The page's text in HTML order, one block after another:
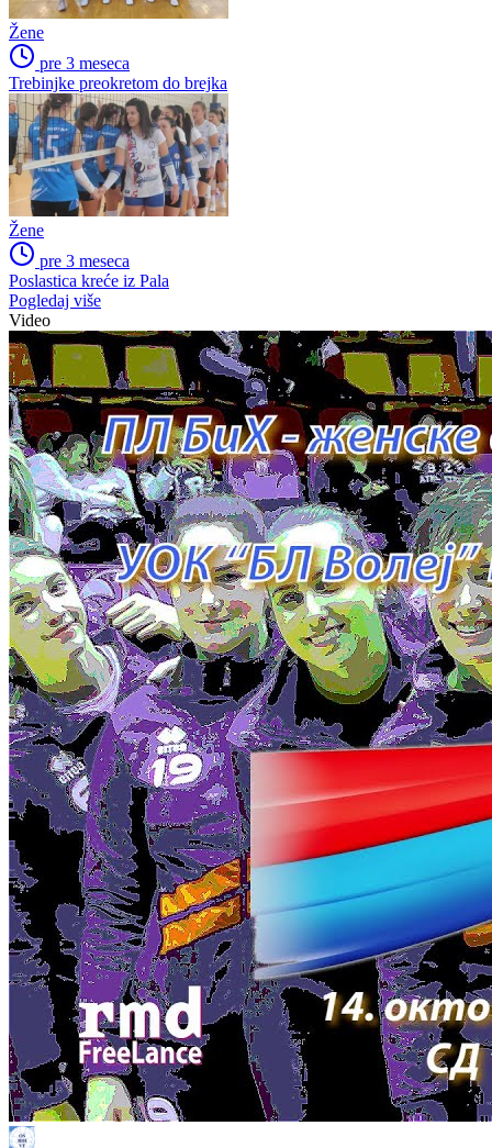
Žene
pre 3 meseca
Trebinjke preokretom do brejka
Žene
pre 3 meseca
Poslastica kreće iz Pala
Pogledaj više
Video